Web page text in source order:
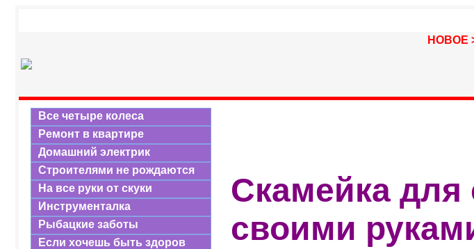
НОВОЕ
Все четыре колеса
Ремонт в квартире
Домашний электрик
Строителями не рождаются
На все руки от скуки
Инструменталка
Рыбацкие заботы
Если хочешь быть здоров
Скамейка для
своими